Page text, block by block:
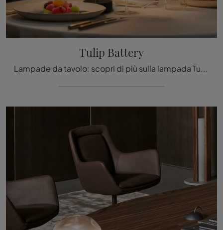
Tulip Battery
Lampade da tavolo: scopri di più sulla lampada Tulip Battery in metallo che ti consigliamo.